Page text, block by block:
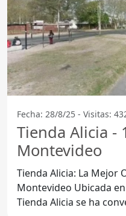
Fecha: 28/8/25 - Visitas:
Tienda Alicia -
Montevideo
Tienda Alicia: La Mejor
Montevideo Ubicada en 12300 Montevideo, la
Tienda Alicia se ha